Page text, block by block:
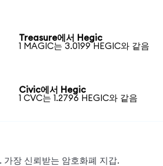
Treasure에서 Hegic
1 MAGIC는 3.0199 HEGIC와 같음
Civic에서 Hegic
1 CVC는 1.2796 HEGIC와 같음
장 신뢰받는 암호화폐 지갑.